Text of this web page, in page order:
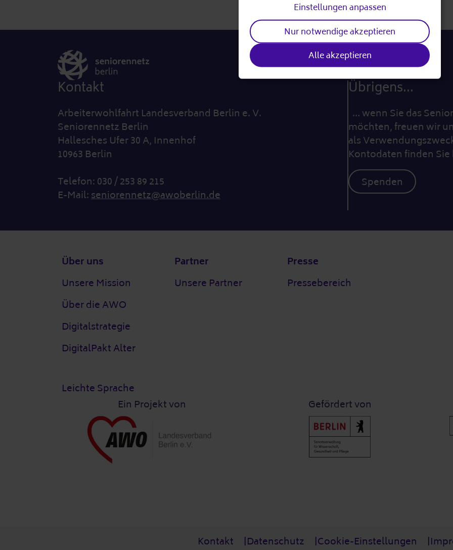
Kontakt
Arbeiterwohlfahrt Landesverband Berlin e. V.
Seniorennetz Berlin
Hallesches Ufer 30 A, Innenhof
10963 Berlin
Telefon: 030 / 253 89 215
E-Mail:seniorennetz@awoberlin.de
Übrigens...
… wenn Sie das
möchten, freuen wir
als
Kontodaten finden Sie
Spenden
Fußzeile
Über uns
Unsere Mission
Über die AWO
Digitalstrategie
DigitalPakt Alter
Leichte Sprache
Partner
Unsere Partner
Presse
Pressebereich
Ein Projekt von Gefördert von
Kontakt Datenschutz Cookie-Einstellungen
and
cookies
Einstellungen anpassen
Nur notwendige akzeptieren
Alle akzeptieren